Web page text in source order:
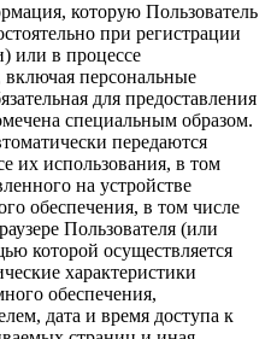
которую Пользователь
при регистрации
или в процессе
персональные
для предоставления
специальным образом.
передаются
их использования, в том
на устройстве
обеспечения, в том числе
Пользователя (или
которой осуществляется
характеристики
обеспечения,
дата и время доступа к